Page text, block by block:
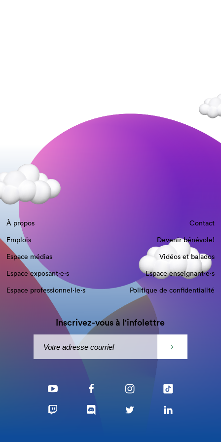
À propos
Contact
Emplois
Devenir bénévole!
Espace médias
Vidéos et balados
Espace exposant·e⋅s
Espace enseignant·e⋅s
Espace professionnel·le⋅s
Politique de confidentialité
Inscrivez-vous à l'infolettre